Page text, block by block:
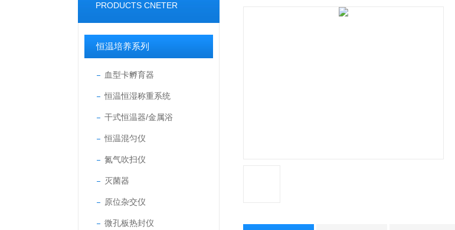
PRODUCTS CNETER
恒温培养系列
血型卡孵育器
恒温恒湿称重系统
干式恒温器/金属浴
恒温混匀仪
氮气吹扫仪
灭菌器
原位杂交仪
微孔板热封仪